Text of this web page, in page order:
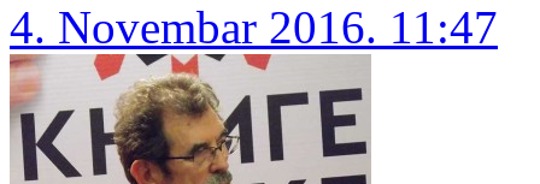
4. Novembar 2016. 11:47